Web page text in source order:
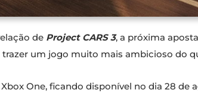
de Project CARS 3, a próxima
um jogo muito mais ambicioso do
One, ficando disponível no dia 28 de